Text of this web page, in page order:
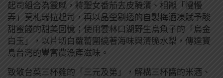
起司組合為靈感，將聖女番茄去皮醃漬、相襯「慢慢
弄」莫札瑞拉起司，再以晶瑩剔透的自製梅酒凍賦予酸
甜蜜餞的甜美回憶；使用雲林口湖野生烏魚子的「烏金
白玉」，以片切白蘿蔔圍繞著海味與清脆水梨，傳達寶
島台灣的豐富農漁產滋味。
致敬台菜三杯雞的「三元及第」，解構三杯醬的米酒、